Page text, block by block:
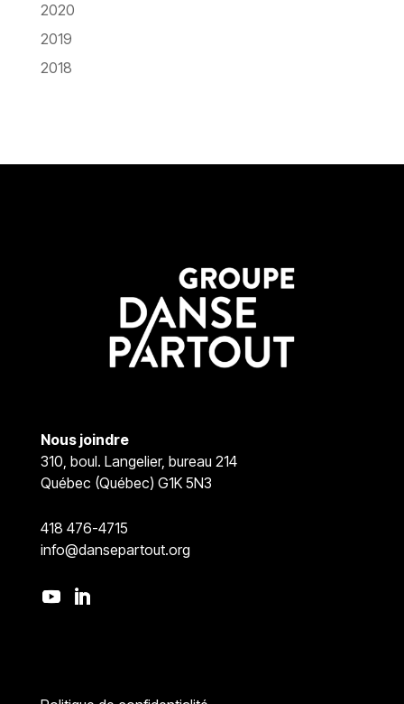
2020
2019
2018
Nous joindre
310, boul. Langelier, bureau 214
Québec (Québec) G1K 5N3
418 476-4715
info@dansepartout.org